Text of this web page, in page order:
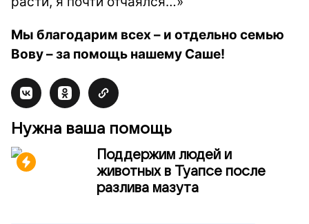
Мы благодарим всех – и отдельно семью
Вову – за помощь нашему Саше!
Нужна ваша помощь
Поддержим людей и
животных в Туапсе после
разлива мазута